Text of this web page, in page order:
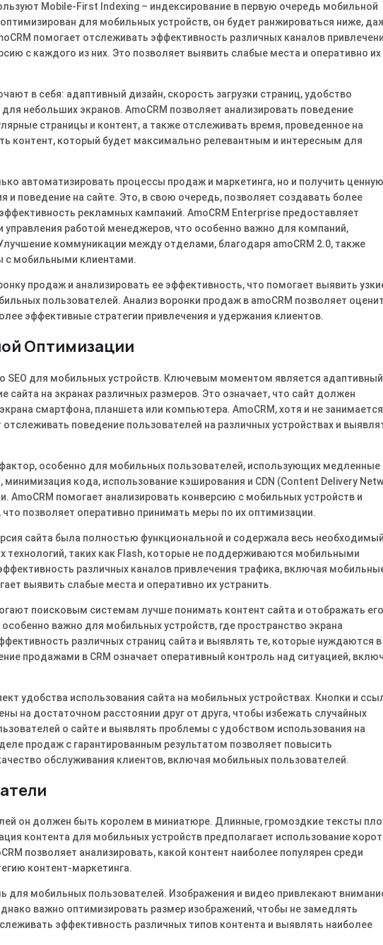
Mobile-First Indexing – индексирование в первую очередь мобильной
оптимизирован для мобильных устройств, он будет ранжироваться ниже,
помогает отслеживать эффективность различных каналов
с каждого из них․ Это позволяет выявить слабые места и оперативно их
в себя: адаптивный дизайн, скорость загрузки страниц, удобство
небольших экранов․ AmoCRM позволяет анализировать поведение
страницы и контент, а также отслеживать время, проведенное на
контент, который будет максимально релевантным и интересным для
автоматизировать процессы продаж и маркетинга, но и получить ценную
поведение на сайте․ Это, в свою очередь, позволяет создавать более
рекламных кампаний․ AmoCRM Enterprise предоставляет
работой менеджеров, что особенно важно для компаний,
коммуникации между отделами, благодаря amoCRM 2․0, также
мобильными клиентами․
продаж и анализировать ее эффективность, что помогает выявить
пользователей․ Анализ воронки продаж в amoCRM позволяет
эффективные стратегии привлечения и удержания клиентов․
Оптимизации
SEO для мобильных устройств․ Ключевым моментом является адаптивный
на экранах различных размеров․ Это означает, что сайт должен
смартфона, планшета или компьютера․ AmoCRM, хотя и не занимается
поведение пользователей на различных устройствах и
особенно для мобильных пользователей, использующих медленные
кода, использование кэширования и CDN (Content Delivery
AmoCRM помогает анализировать конверсию с мобильных устройств и
позволяет оперативно принимать меры по их оптимизации․
сайта была полностью функциональной и содержала весь
технологий, таких как Flash, которые не поддерживаются мобильными
различных каналов привлечения трафика, включая
выявить слабые места и оперативно их устранить․
поисковым системам лучше понимать контент сайта и отображать
важно для мобильных устройств, где пространство экрана
различных страниц сайта и выявлять те, которые нуждаются в
продажами в CRM означает оперативный контроль над ситуацией,
удобства использования сайта на мобильных устройствах․ Кнопки и
на достаточном расстоянии друг от друга, чтобы избежать случайных
о сайте и выявлять проблемы с удобством использования на
продаж с гарантированным результатом позволяет повысить
обслуживания клиентов, включая мобильных пользователей․
он должен быть королем в миниатюре․ Длинные, громоздкие тексты
контента для мобильных устройств предполагает использование
позволяет анализировать, какой контент наиболее популярен среди
контент-маркетинга․
для мобильных пользователей․ Изображения и видео привлекают
важно оптимизировать размер изображений, чтобы не замедлять
эффективность различных типов контента и выявлять наиболее